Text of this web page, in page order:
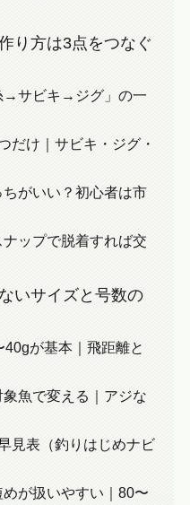
り方は3点をつなぐ
→サビキ→ジグ」の一
だけ｜サビキ・ジグ・
がいい？初心者は市
ップで脱着すれば交
いサイズと号数の
が基本｜飛距離と
魚で変える｜アジな
見表（釣りはじめナビ
が扱いやすい｜80〜